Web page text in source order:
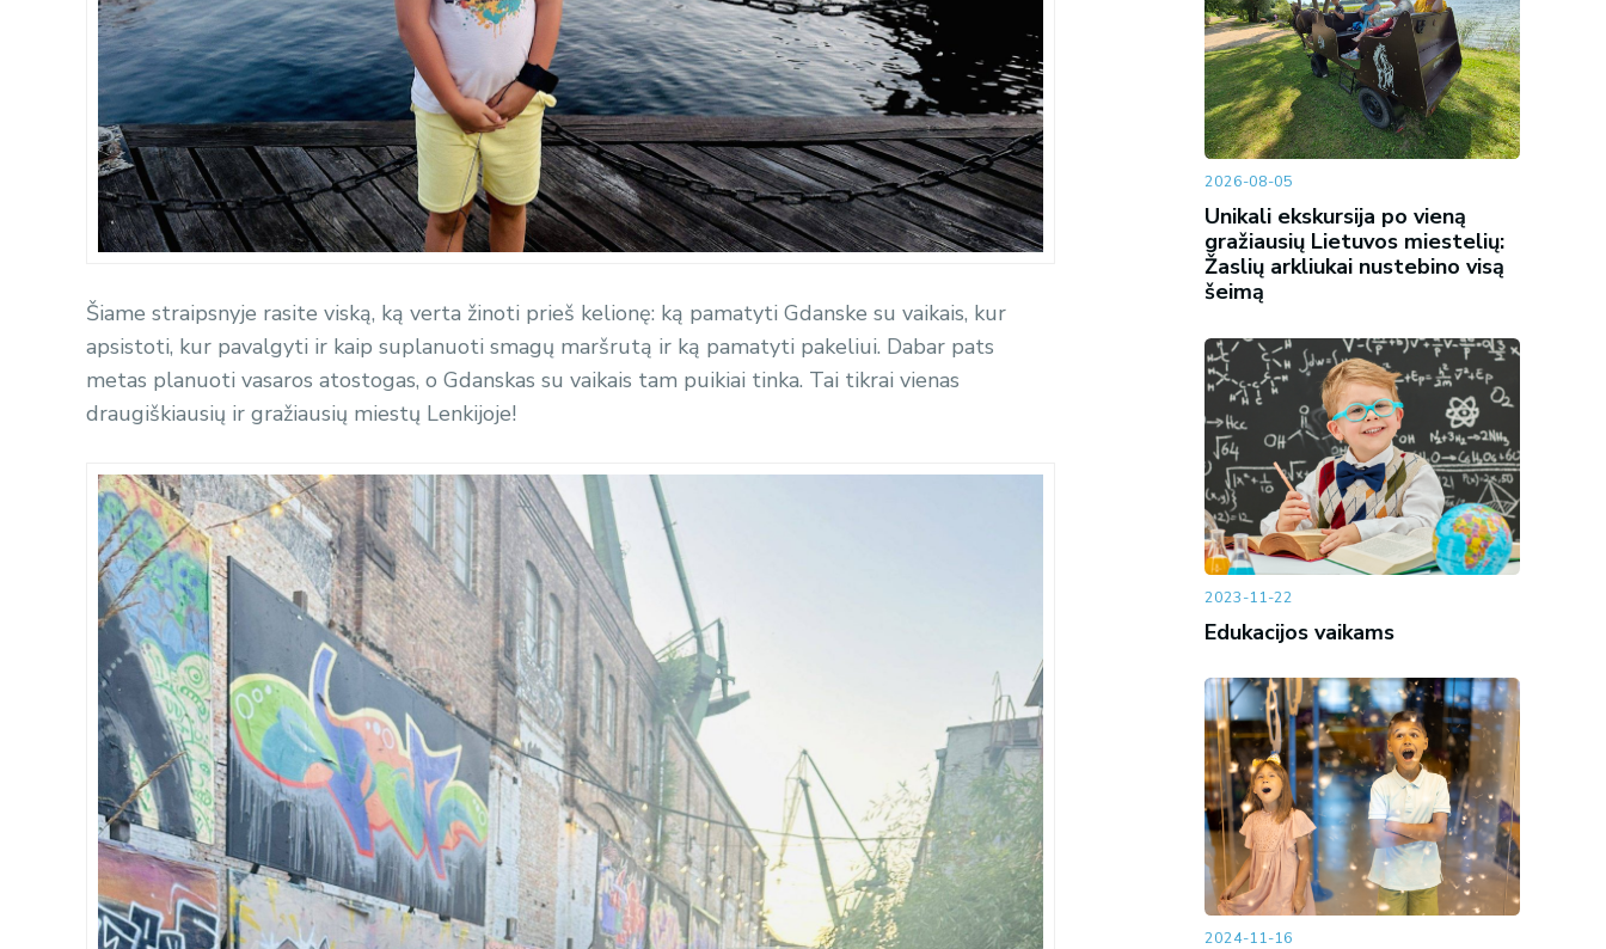
Šiame straipsnyje rasite viską, ką verta žinoti prieš kelionę: ką pamatyti Gdanske su vaikais, kur
apsistoti, kur pavalgyti ir kaip suplanuoti smagų maršrutą ir ką pamatyti pakeliui. Dabar pats
metas planuoti vasaros atostogas, o Gdanskas su vaikais tam puikiai tinka. Tai tikrai vienas
draugiškiausių ir gražiausių miestų Lenkijoje!
2026-08-05
Unikali ekskursija po vieną
gražiausių Lietuvos miestelių:
Žaslių arkliukai nustebino visą
šeimą
2023-11-22
Edukacijos vaikams
2024-11-16